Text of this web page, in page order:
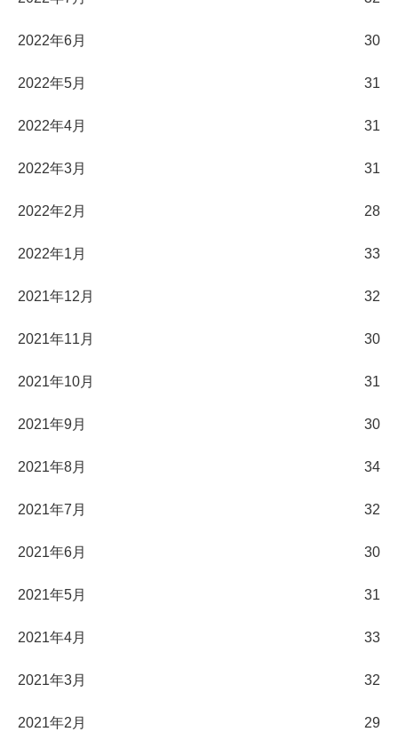
2022年6月 30
2022年5月 31
2022年4月 31
2022年3月 31
2022年2月 28
2022年1月 33
2021年12月 32
2021年11月 30
2021年10月 31
2021年9月 30
2021年8月 34
2021年7月 32
2021年6月 30
2021年5月 31
2021年4月 33
2021年3月 32
2021年2月 29